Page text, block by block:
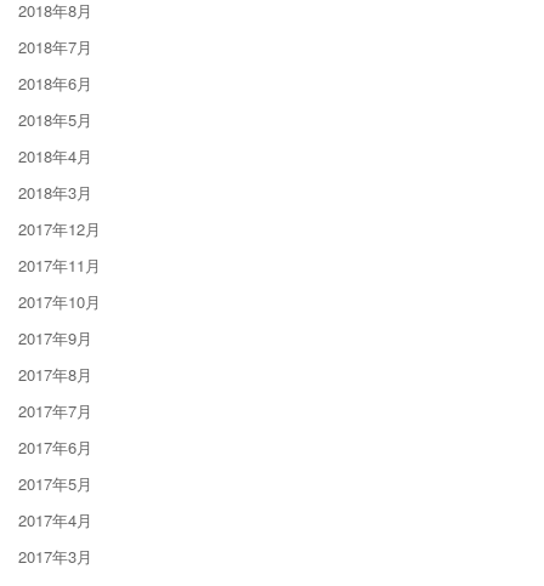
2018年8月
2018年7月
2018年6月
2018年5月
2018年4月
2018年3月
2017年12月
2017年11月
2017年10月
2017年9月
2017年8月
2017年7月
2017年6月
2017年5月
2017年4月
2017年3月